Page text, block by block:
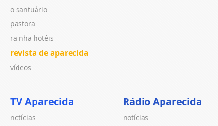
o santuário
pastoral
rainha hotéis
revista de aparecida
vídeos
TV Aparecida
notícias
Rádio Aparecida
notícias